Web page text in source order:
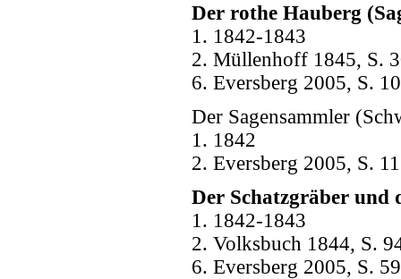
Der rothe Hauberg
1. 1842-1843
2. Müllenhoff 1845, S.
6. Eversberg 2005, S.
Der Sagensammler
1. 1842
2. Eversberg 2005, S. 11
Der Schatzgräber und
1. 1842-1843
2. Volksbuch 1844, S.
6. Eversberg 2005, S.